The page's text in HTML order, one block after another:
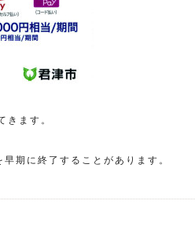
きます。
期に終了することがあります。